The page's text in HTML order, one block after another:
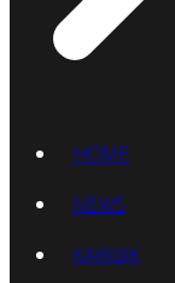
HOME
NEWS
KARIBIK